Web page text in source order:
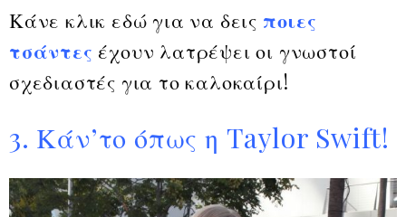
Κάνε κλικ εδώ για να δεις ποιες
τσάντες έχουν λατρέψει οι γνωστοί
σχεδιαστές για το καλοκαίρι!
3. Κάν’το όπως η Taylor Swift!